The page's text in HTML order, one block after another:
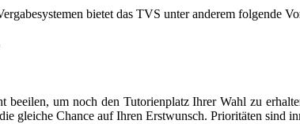
bietet das TVS unter anderem folgende
beeilen, um noch den Tutorienplatz Ihrer Wahl zu
gleiche Chance auf Ihren Erstwunsch. Prioritäten sind